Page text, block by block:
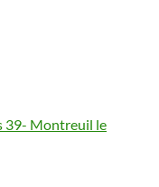
39- Montreuil le